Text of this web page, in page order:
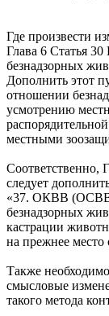
Где произвести
Глава 6 Статья
безнадзорных
Дополнить этот
отношении
усмотрению
местными
Соответственно,
следует
«37. ОКВВ (ОСВВ)
безнадзорных
кастрации
на прежнее место
Также
смысловые
такого метода